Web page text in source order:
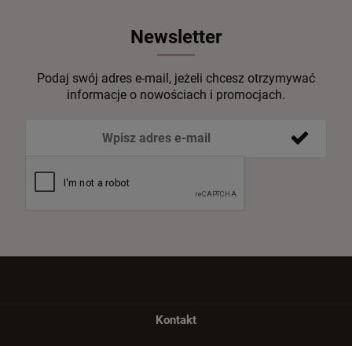
Newsletter
Podaj swój adres e-mail, jeżeli chcesz otrzymywać
informacje o nowościach i promocjach.
Kontakt